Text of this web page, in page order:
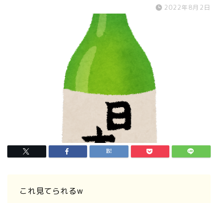
2022年8月2日
これ見てられるw